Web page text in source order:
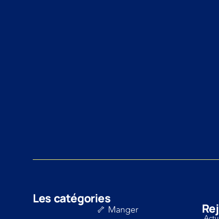
Les catégories
🦴 Manger